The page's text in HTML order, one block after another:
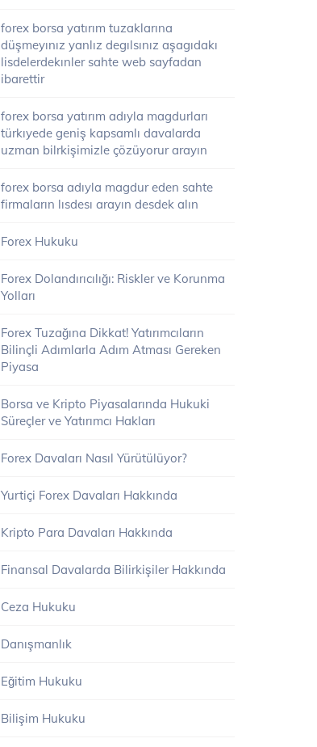
forex borsa yatırım tuzaklarına
düşmeyınız yanlız degılsınız aşagıdakı
lisdelerdekınler sahte web sayfadan
ibarettir
forex borsa yatırım adıyla magdurları
türkıyede geniş kapsamlı davalarda
uzman bilrkişimizle çözüyorur arayın
forex borsa adıyla magdur eden sahte
firmaların lısdesı arayın desdek alın
Forex Hukuku
Forex Dolandırıcılığı: Riskler ve Korunma
Yolları
Forex Tuzağına Dikkat! Yatırımcıların
Bilinçli Adımlarla Adım Atması Gereken
Piyasa
Borsa ve Kripto Piyasalarında Hukuki
Süreçler ve Yatırımcı Hakları
Forex Davaları Nasıl Yürütülüyor?
Yurtiçi Forex Davaları Hakkında
Kripto Para Davaları Hakkında
Finansal Davalarda Bilirkişiler Hakkında
Ceza Hukuku
Danışmanlık
Eğitim Hukuku
Bilişim Hukuku